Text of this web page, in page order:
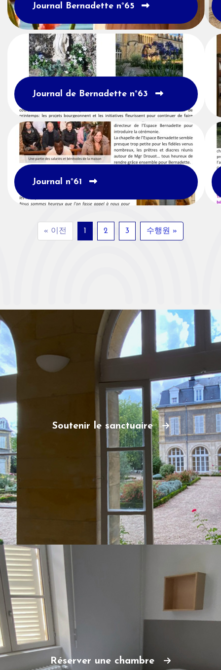
Journal Bernadette n°65
Journal de Bernadette n°63
Journal n°61
« 이전 1 2 3 수행원 »
Soutenir le sanctuaire
Réserver une chambre